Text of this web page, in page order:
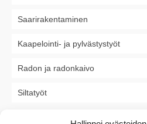
Saarirakentaminen
Kaapelointi- ja pylvästystyöt
Radon ja radonkaivo
Siltatyöt